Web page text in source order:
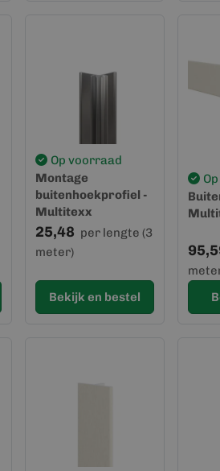
Op voorraad
Montage
buitenhoekprofiel -
Multitexx
25,48 per lengte (3
meter)
Bekijk en bestel